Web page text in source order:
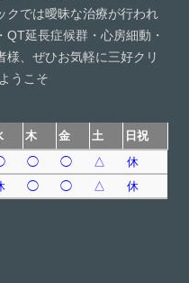
クでは曖昧な治療が行われ
延長症候群・心房細動・
様、ぜひお気軽に三好クリ
うこそ
木 金 土
日祝
◯ ◯ △
休
◯ ◯ △ 休